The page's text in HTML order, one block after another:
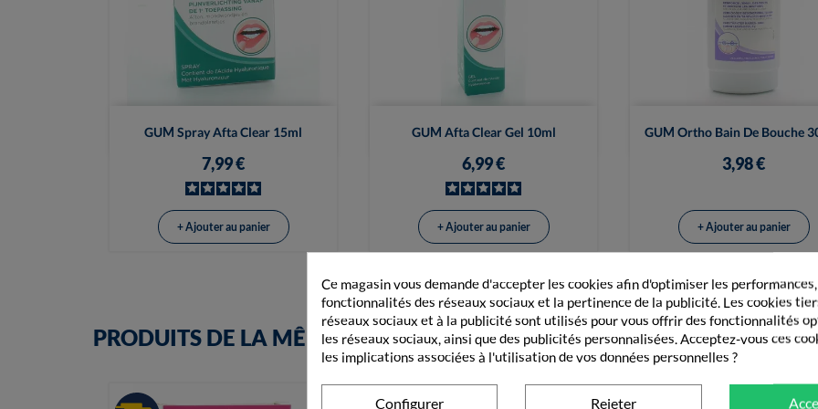
GUM Spray Afta Clear 15ml
7,99 €
 Vue rapide
+ Ajouter au panier
GUM Afta Clear Gel 10ml
6,99 €
Vue rapide
+ Ajouter au panier
GUM Ortho Bain De Bouche
3,98 €
Vue rapide
+ Ajouter au panier
PRODUITS DE LA MÊME CATÉGORIE SOIN DE LA BOUCHE
Ce magasin vous demande d'accepter les cookies afin d'optimiser les
fonctionnalités des réseaux sociaux et la pertinence de la publicité. Les cookies
réseaux sociaux et à la publicité sont utilisés pour vous offrir des fonctionnalités
les réseaux sociaux, ainsi que des publicités personnalisées. Acceptez-vous ces
les implications associées à l'utilisation de vos données personnelles ?
Configurer Rejeter